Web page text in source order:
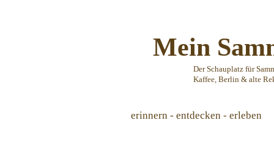
Mein
Der Schauplatz für
Kaffee, Berlin & alte
erinnern - entdecken - erleben